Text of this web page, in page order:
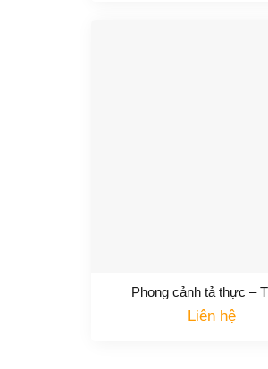
Phong cảnh tả thực –
Liên hệ